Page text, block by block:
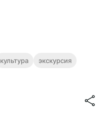
культура
экскурсия